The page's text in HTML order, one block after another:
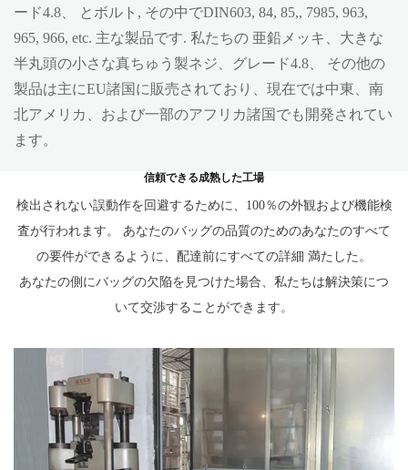
ード4.8、 とボルト, その中でDIN603, 84, 85,, 7985, 963,
965, 966, etc. 主な製品です. 私たちの 亜鉛メッキ、大きな
半丸頭の小さな真ちゅう製ネジ、グレード4.8、 その他の
製品は主にEU諸国に販売されており、現在では中東、南
北アメリカ、および一部のアフリカ諸国でも開発されてい
ます。
信頼できる成熟した工場
検出されない誤動作を回避するために、100％の外観および機能検
査が行われます。 あなたのバッグの品質のためのあなたのすべて
の要件ができるように、配達前にすべての詳細 満たした。
あなたの側にバッグの欠陥を見つけた場合、私たちは解決策につ
いて交渉することができます。